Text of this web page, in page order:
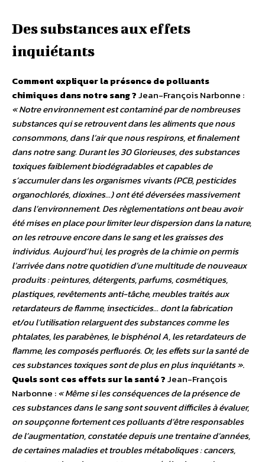
Des substances aux effets
inquiétants
Comment expliquer la présence de polluants
chimiques dans notre sang ?Jean-François Narbonne :
« Notre environnement est contaminé par de nombreuses
substances qui se retrouvent dans les aliments que nous
consommons, dans l’air que nous respirons, et finalement
dans notre sang. Durant les 30 Glorieuses, des substances
toxiques faiblement biodégradables et capables de
s’accumuler dans les organismes vivants (PCB, pesticides
organochlorés, dioxines…) ont été déversées massivement
dans l’environnement. Des règlementations ont beau avoir
été mises en place pour limiter leur dispersion dans la nature,
on les retrouve encore dans le sang et les graisses des
individus. Aujourd’hui, les progrès de la chimie on permis
l’arrivée dans notre quotidien d’une multitude de nouveaux
produits : peintures, détergents, parfums, cosmétiques,
plastiques, revêtements anti-tâche, meubles traités aux
retardateurs de flamme, insecticides… dont la fabrication
et/ou l’utilisation relarguent des substances comme les
phtalates, les parabènes, le bisphénol A, les retardateurs de
flamme, les composés perfluorés. Or, les effets sur la santé de
ces substances toxiques sont de plus en plus inquiétants ».
Quels sont ces effets sur la santé ?Jean-François
Narbonne :« Même si les conséquences de la présence de
ces substances dans le sang sont souvent difficiles à évaluer,
on soupçonne fortement ces polluants d’être responsables
de l’augmentation, constatée depuis une trentaine d’années,
de certaines maladies et troubles métaboliques : cancers,